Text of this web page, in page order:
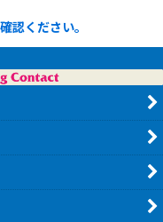
認ください。